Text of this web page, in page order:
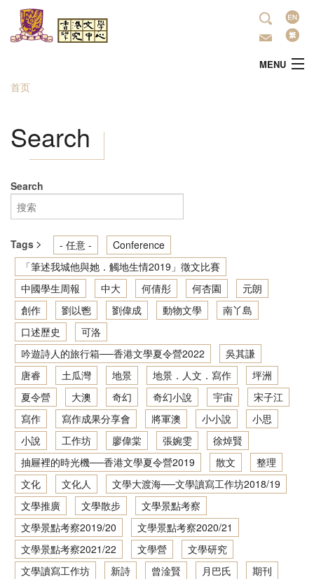
跳转到主要内容
语
言
MENU
中心简介
學術研究
文学推广
出版
香港文學資料庫
相关连结
当前位置
首页
Search
Search
Tags - 任意 -
Conference
「筆述我城他與她．觸地生情2019」徵文比賽
中國學生周報
中大 何倩彤 何杏園
元朗
創作
劉以鬯 劉偉成 動物文學
南丫島
口述歷史
可洛
吟遊詩人的旅行箱──香港文學夏令營2022
吳其謙
唐睿
土瓜灣 地景 地景．人文．寫作
坪洲
夏令營
大澳 奇幻 奇幻小說 宇宙
宋子江
寫作
寫作成果分享會 將軍澳 小小說
小思
小說
工作坊 廖偉棠 張婉雯
徐焯賢
抽屜裡的時光機──香港文學夏令營2019
散文
整理
文化
文化人
文學大渡海──文學讀寫工作坊2018/19
文學推廣
文學散步
文學景點考察
文學景點考察2019/20
文學景點考察2020/21
文學景點考察2021/22
文學營
文學研究
文學讀寫工作坊
新詩 曾淦賢 月巴氏
期刊